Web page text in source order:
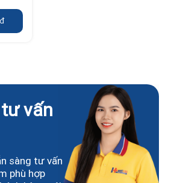
vấn
sàng tư vấn
phù hợp